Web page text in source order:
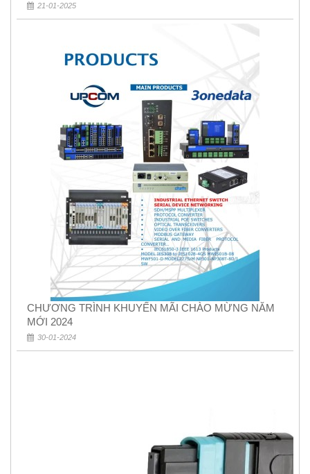
21-01-2025
CHƯƠNG TRÌNH KHUYẾN MÃI CHÀO MỪNG NĂM
MỚI 2024
30-01-2024